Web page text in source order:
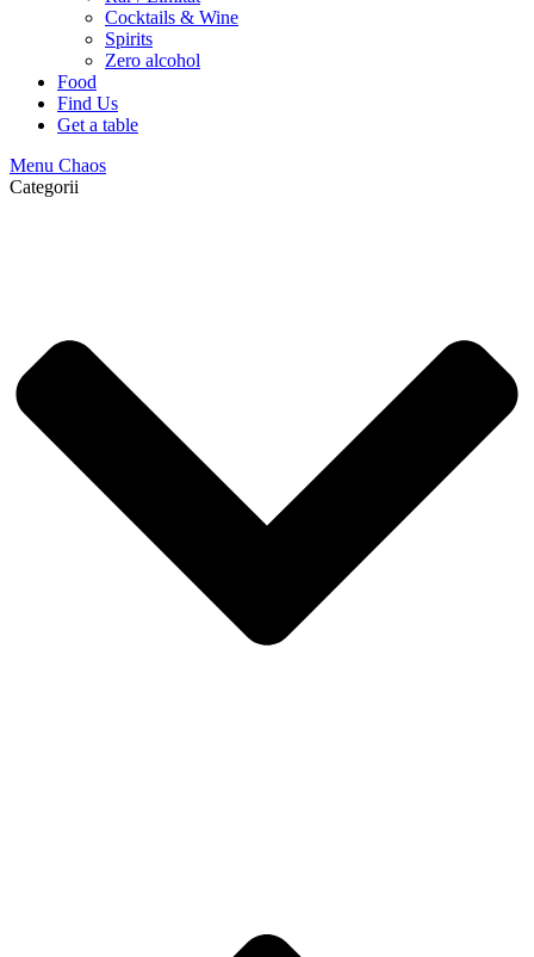
Cocktails & Wine
Spirits
Zero alcohol
Food
Find Us
Get a table
Menu Chaos
Categorii